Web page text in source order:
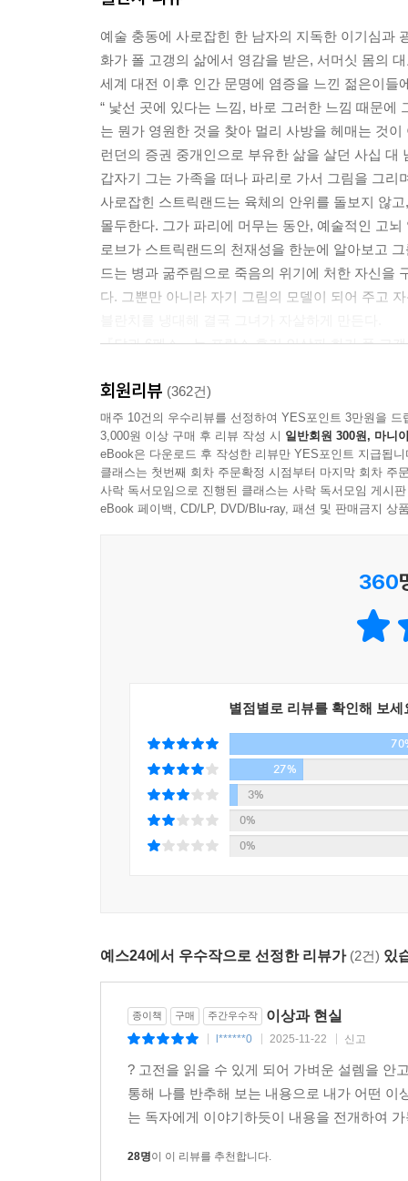
--- pp.300~301
예술 충동에 사로잡힌 한 남자의 지독한 이기심과
화가 폴 고갱의 삶에서 영감을 받은, 서머싯 몸의
세계 대전 이후 인간 문명에 염증을 느낀 젊은이들
“ 낯선 곳에 있다는 느낌, 바로 그러한 느낌 때문에
는 뭔가 영원한 것을 찾아 멀리 사방을 헤매는 것이
런던의 증권 중개인으로 부유한 삶을 살던 사십 대
갑자기 그는 가족을 떠나 파리로 가서 그림을 그리
사로잡힌 스트릭랜드는 육체의 안위를 돌보지 않
몰두한다. 그가 파리에 머무는 동안, 예술적인 고
로브가 스트릭랜드의 천재성을 한눈에 알아보고
드는 병과 굶주림으로 죽음의 위기에 처한 자신을
다. 그뿐만 아니라 자기 그림의 모델이 되어 주고
『달과 6펜스』는 프랑스 후기 인상파 화가 폴 고
느낀 젊은 세대에게 영혼의 세계와 순수의 세계에
이에게 내재된 보편적인 욕망, 즉 억압된 현실을
살고 싶은 욕망을 자극하는 강렬한 소설이다.
▶ 후대에 걸쳐 두고두고 평가받을 수작. 빈틈없는
하고 간결한 문체가 고루 돋보이는 위대한 작품. ─
▶ 기지 넘치고 몰입도 높은 실화 소설로, 종종 최
회원리뷰 (362건)
매주 10건의 우수리뷰를 선정하여 YES포인트 3만원을 드
3,000원 이상 구매 후 리뷰 작성 시 일반회원 300원, 마니
eBook은 다운로드 후 작성한 리뷰만 YES포인트 지급됩니
클래스는 첫번째 회차 주문확정 시점부터 마지막 회차 주
사락 독서모임으로 진행된 클래스는 사락 독서모임 게시
eBook 페이백, CD/LP, DVD/Blu-ray, 패션 및 판매금지 상
360
별점별로 리뷰를 확인해 보세
27%
3%
0%
0%
예스24에서 우수작으로 선정한 리뷰가 (2건) 있
종이책 구매 주간우수작 이상과 현실
l******0 2025-11-22 신고
? 고전을 읽을 수 있게 되어 가벼운 설렘을 안
통해 나를 반추해 보는 내용으로 내가 어떤
는 독자에게 이야기하듯이 내용을 전개하여
28명이 이 리뷰를 추천합니다.